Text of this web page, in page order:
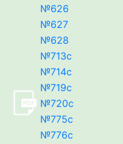
№626
№627
№628
№713c
№714c
№719c
№720c
№775c
№776c